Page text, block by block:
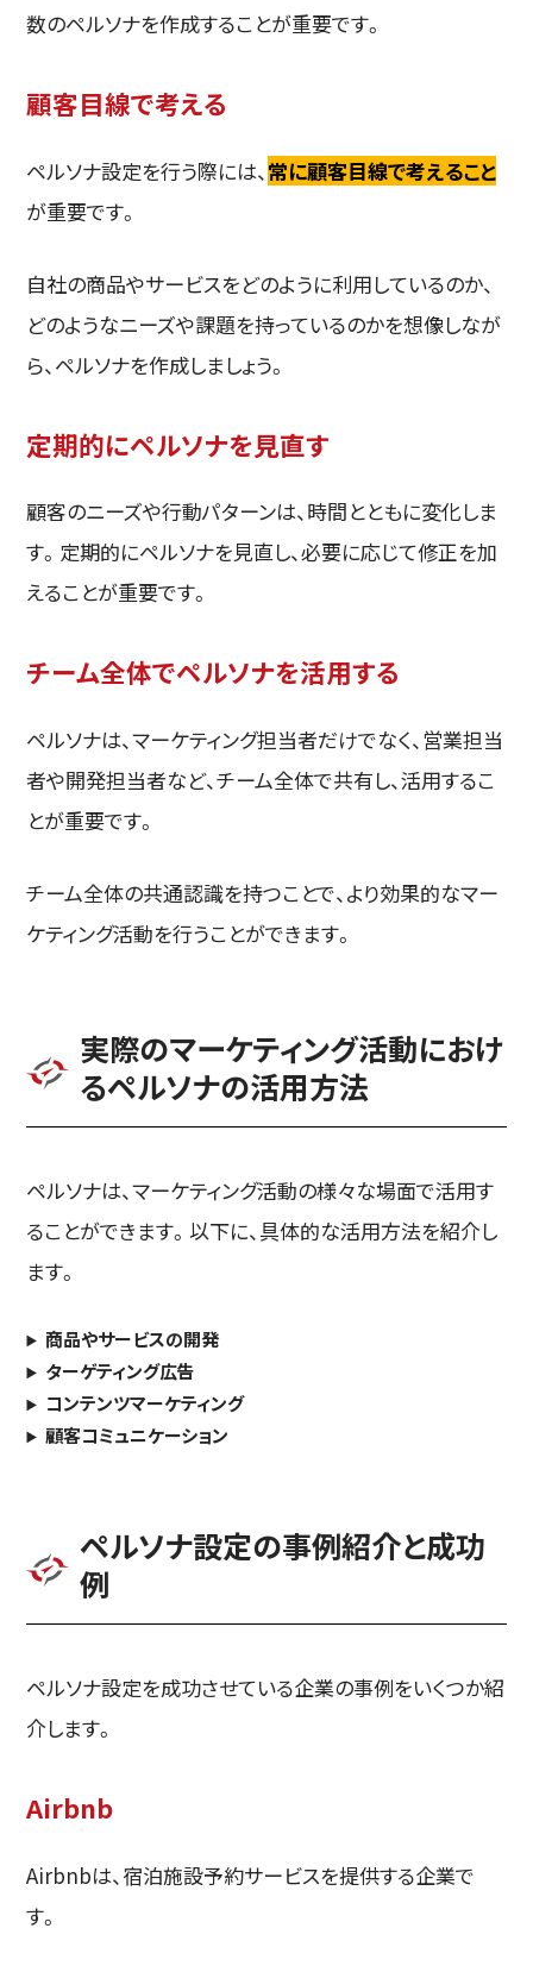
数のペルソナを作成することが重要です。
顧客目線で考える
ペルソナ設定を行う際には、 常に顧客目線で考えること
が重要です。
自社の商品やサービスをどのように利用しているのか、
どのようなニーズや課題を持っているのかを想像しなが
ら、ペルソナを作成しましょう。
定期的にペルソナを見直す
顧客のニーズや行動パターンは、時間とともに変化しま
す。定期的にペルソナを見直し、必要に応じて修正を加
えることが重要です。
チーム全体でペルソナを活用する
ペルソナは、マーケティング担当者だけでなく、営業担当
者や開発担当者など、チーム全体で共有し、活用するこ
とが重要です。
チーム全体の共通認識を持つことで、より効果的なマー
ケティング活動を行うことができます。
実際のマーケティング活動におけ
るペルソナの活用方法
ペルソナは、マーケティング活動の様々な場面で活用す
ることができます。以下に、具体的な活用方法を紹介し
ます。
商品やサービスの開発
ターゲティング広告
コンテンツマーケティング
顧客コミュニケーション
ペルソナ設定の事例紹介と成功
例
ペルソナ設定を成功させている企業の事例をいくつか紹
介します。
Airbnb
Airbnbは、宿泊施設予約サービスを提供する企業で
す。